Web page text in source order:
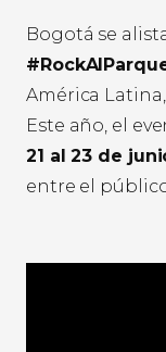
Bogotá se
América
Este año, el
21 al 23 de
entre el